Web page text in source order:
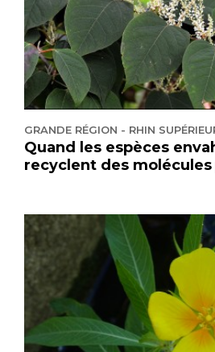
GRANDE RÉGION - RHIN
Quand les espèces
recyclent des